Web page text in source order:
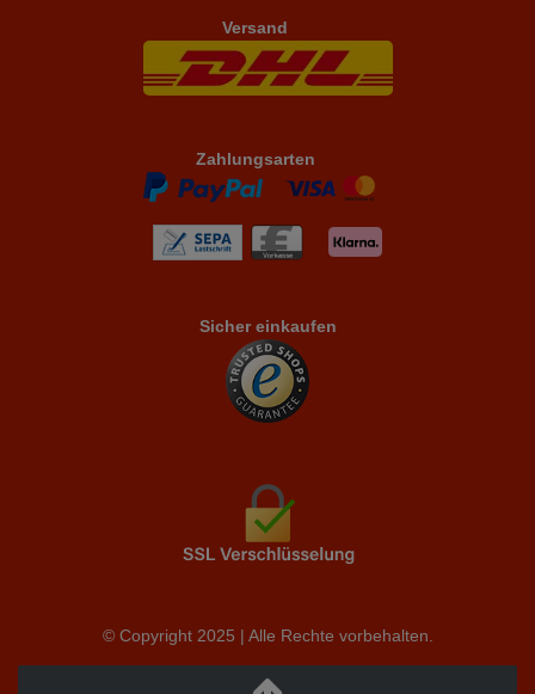
Versand
Zahlungsarten
Sicher einkaufen
© Copyright 2025 | Alle Rechte vorbehalten.